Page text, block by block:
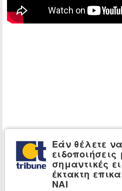
Εάν θέλετε
σημαντικές
έκτακτη
ΝΑΙ